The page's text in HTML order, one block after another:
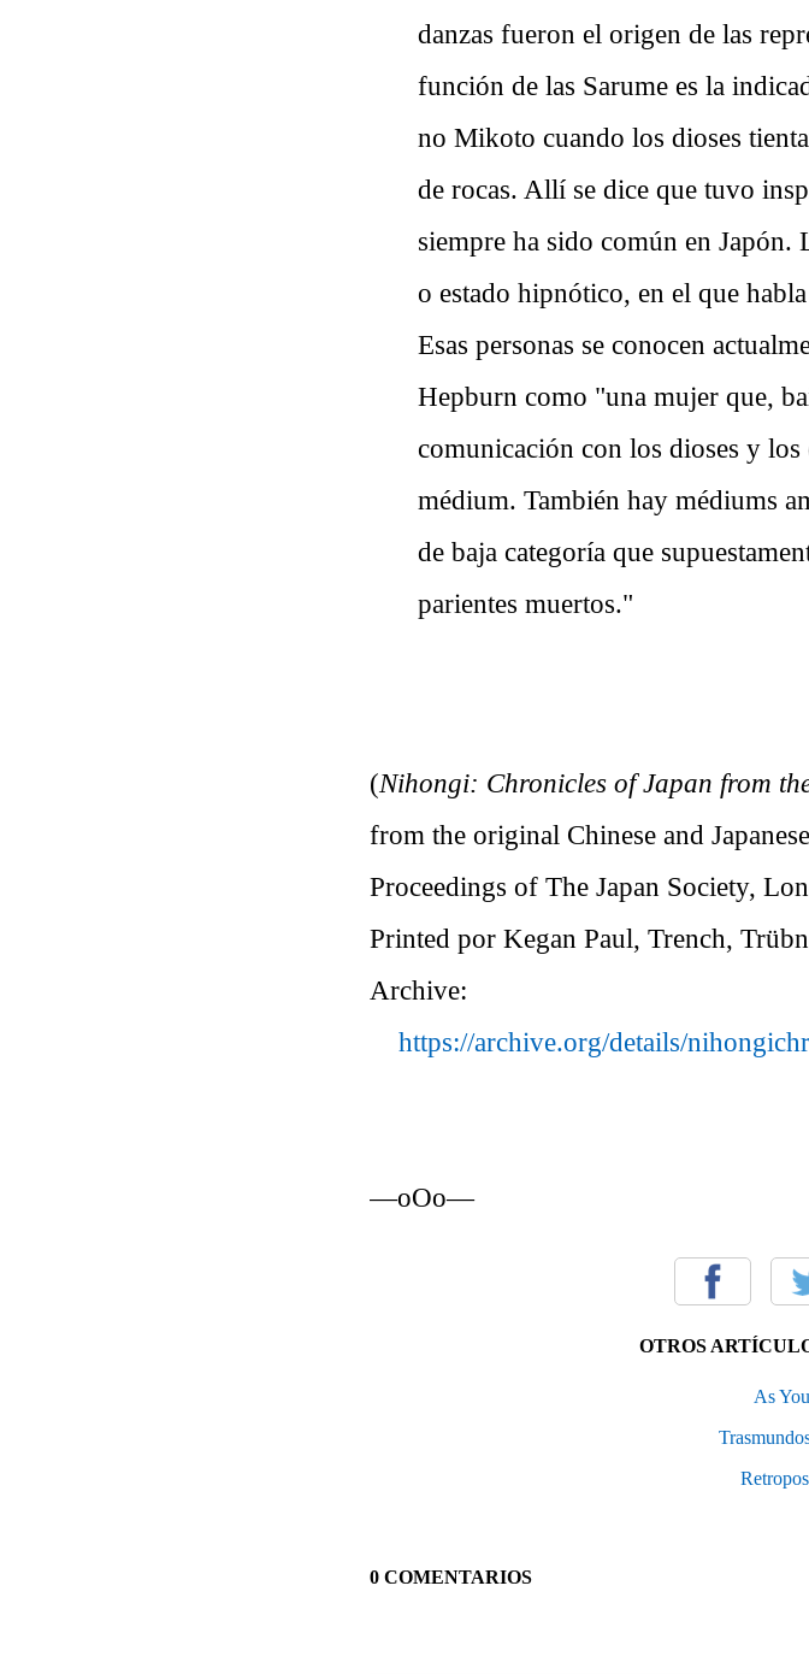
danzas fueron el origen de las
función de las Sarume es la
no Mikoto cuando los dioses
de rocas. Allí se dice que tuvo
siempre ha sido común en Japón.
o estado hipnótico, en el que
Esas personas se conocen
Hepburn como "una mujer que,
comunicación con los dioses y
médium. También hay médiums
de baja categoría que
parientes muertos."
(Nihongi: Chronicles of Japan from
from the original Chinese and
Proceedings of The Japan Society,
Printed por Kegan Paul, Trench,
Archive:
https://archive.org/details/
—oOo—
OTROS
As
0 COMENTARIOS